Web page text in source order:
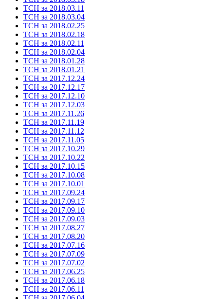
ТСН за 2018.03.11
ТСН за 2018.03.04
ТСН за 2018.02.25
ТСН за 2018.02.18
ТСН за 2018.02.11
ТСН за 2018.02.04
ТСН за 2018.01.28
ТСН за 2018.01.21
ТСН за 2017.12.24
ТСН за 2017.12.17
ТСН за 2017.12.10
ТСН за 2017.12.03
ТСН за 2017.11.26
ТСН за 2017.11.19
ТСН за 2017.11.12
ТСН за 2017.11.05
ТСН за 2017.10.29
ТСН за 2017.10.22
ТСН за 2017.10.15
ТСН за 2017.10.08
ТСН за 2017.10.01
ТСН за 2017.09.24
ТСН за 2017.09.17
ТСН за 2017.09.10
ТСН за 2017.09.03
ТСН за 2017.08.27
ТСН за 2017.08.20
ТСН за 2017.07.16
ТСН за 2017.07.09
ТСН за 2017.07.02
ТСН за 2017.06.25
ТСН за 2017.06.18
ТСН за 2017.06.11